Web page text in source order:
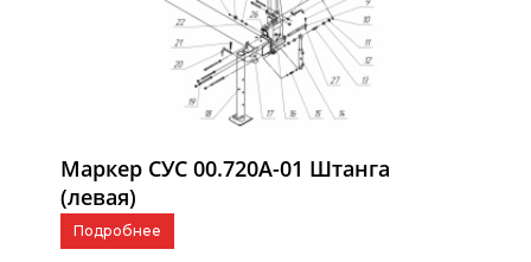
Маркер СУС 00.720А-01 Штанга
(левая)
Подробнее